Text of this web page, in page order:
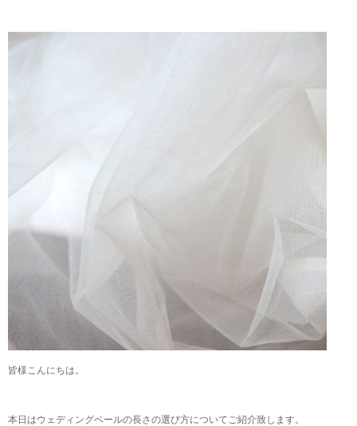
皆様こんにちは。
本日はウェディングベールの長さの選び方についてご紹介致します。